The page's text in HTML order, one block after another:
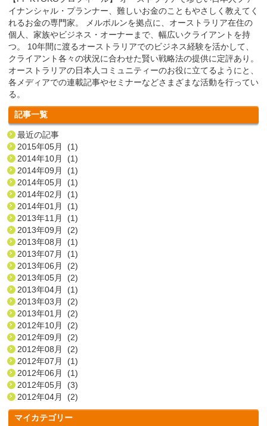
イナンシャル・プランナー、難しいお金のこともやさしく教えてく
れるお金の専門家。 メルボルンを拠点に、オーストラリア在住の
個人、家族やビジネス・オーナーまで、幅広いクライアントを持
つ。 10年間に渡るオーストラリアでのビジネス経験を活かして、
クライアント各々の状況に合わせた賢い戦略法の提供に定評あり。
オーストラリアの日本人コミュニティーのお役に立てるようにと、
各メディアでの連載記事やセミナーなどさまざまな活動を行ってい
る。
記事一覧
最近の記事
2015年05月 (1)
2014年10月 (1)
2014年09月 (1)
2014年05月 (1)
2014年02月 (1)
2014年01月 (1)
2013年11月 (1)
2013年09月 (2)
2013年08月 (1)
2013年07月 (1)
2013年06月 (2)
2013年05月 (2)
2013年04月 (1)
2013年03月 (2)
2013年01月 (2)
2012年10月 (2)
2012年09月 (2)
2012年08月 (2)
2012年07月 (1)
2012年06月 (1)
2012年05月 (3)
2012年04月 (2)
マイカテゴリー